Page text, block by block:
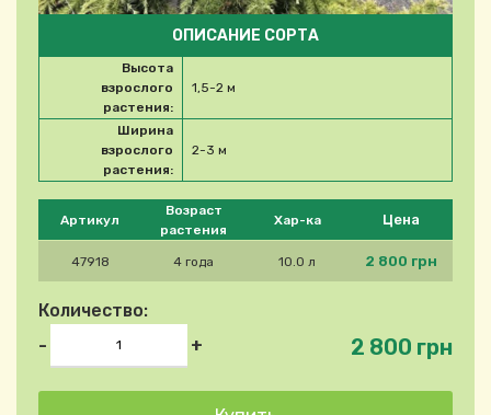
Please select product
Артикул
Возраст
растения
Хар-ка Цена
47918 4 года 10.0 л 2 800 грн
Количество:
-
+ 2 800 грн
ОПИСАНИЕ СОРТА
Высота
взрослого
растения:
1,5-2 м
Ширина
взрослого
растения:
2-3 м